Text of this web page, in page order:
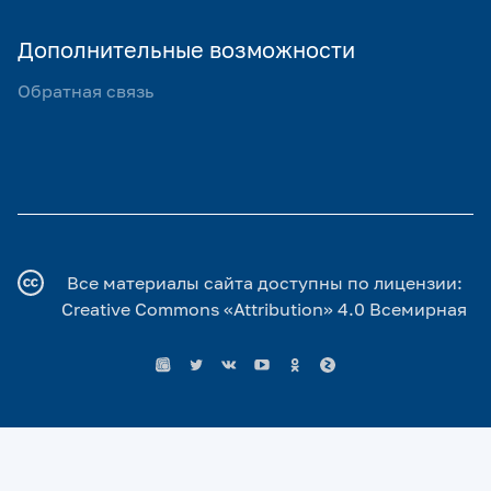
Дополнительные возможности
Обратная связь
Все материалы сайта доступны по лицензии:
Creative Commons «Attribution» 4.0 Всемирная